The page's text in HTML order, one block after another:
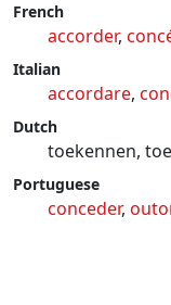
French
accorder,
Italian
accordare,
Dutch
toekennen,
Portuguese
conceder,